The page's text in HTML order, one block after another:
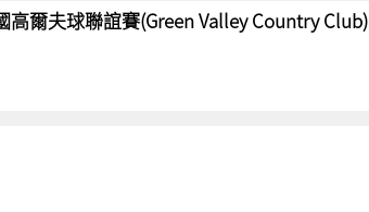
高爾夫球聯誼賽(Green Valley Country Club)